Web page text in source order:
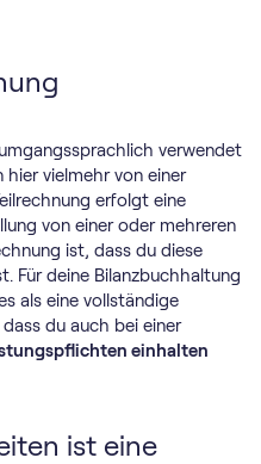
verwendet
vielmehr von einer
erfolgt eine
von einer oder mehreren
ist, dass du diese
Für deine Bilanzbuchhaltung
als eine vollständige
du auch bei einer
einhalten
ist eine